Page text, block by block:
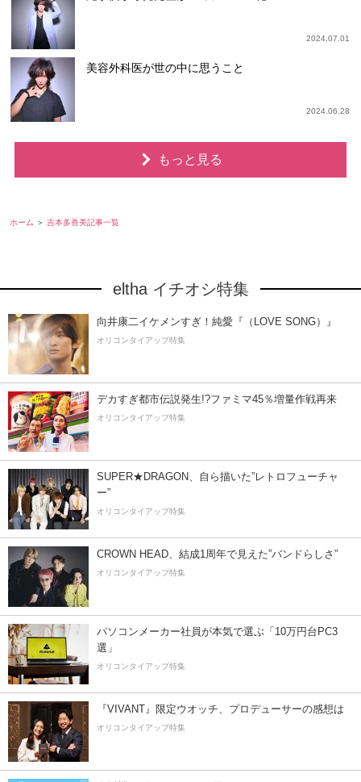
2024.07.01
美容外科医が世の中に思うこと
2024.06.28
もっと見る
ホーム 吉本多香美記事一覧
eltha イチオシ特集
向井康二イケメンすぎ！純愛『（LOVE SONG）』
オリコンタイアップ特集
デカすぎ都市伝説発生!?ファミマ45％増量作戦再来
オリコンタイアップ特集
SUPER★DRAGON、自ら描いた”レトロフューチャ
ー”
オリコンタイアップ特集
CROWN HEAD、結成1周年で見えた”バンドらしさ”
オリコンタイアップ特集
パソコンメーカー社員が本気で選ぶ「10万円台PC3
選」
オリコンタイアップ特集
『VIVANT』限定ウオッチ、プロデューサーの感想は
オリコンタイアップ特集